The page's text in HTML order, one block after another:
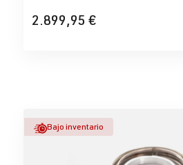
2.899,95 €
Bajo inventario